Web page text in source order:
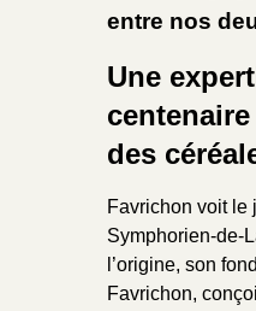
entre nos
Une
des
Favrichon voit le
Symphorien-de-
l’origine, son
Favrichon,